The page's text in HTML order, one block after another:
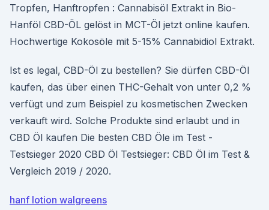
Tropfen, Hanftropfen : Cannabisöl Extrakt in Bio-
Hanföl CBD-ÖL gelöst in MCT-Öl jetzt online kaufen.
Hochwertige Kokosöle mit 5-15% Cannabidiol Extrakt.
Ist es legal, CBD-Öl zu bestellen? Sie dürfen CBD-Öl
kaufen, das über einen THC-Gehalt von unter 0,2 %
verfügt und zum Beispiel zu kosmetischen Zwecken
verkauft wird. Solche Produkte sind erlaubt und in
CBD Öl kaufen Die besten CBD Öle im Test -
Testsieger 2020 CBD Öl Testsieger: CBD Öl im Test &
Vergleich 2019 / 2020.
hanf lotion walgreens